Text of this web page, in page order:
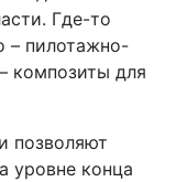
Где-то
– пилотажно-
композиты для
позволяют
уровне конца